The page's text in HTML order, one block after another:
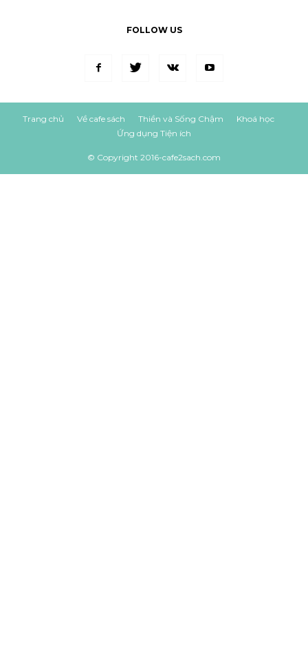
FOLLOW US
Trang chủ Về cafe sách Thiền và Sống Chậm
Khoá học
Ứng dụng Tiện ích
© Copyright 2016-cafe2sach.com